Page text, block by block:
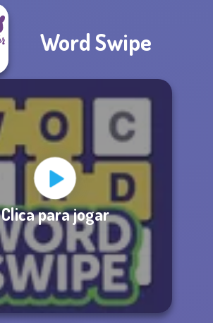
Word Swipe
Clica para jogar